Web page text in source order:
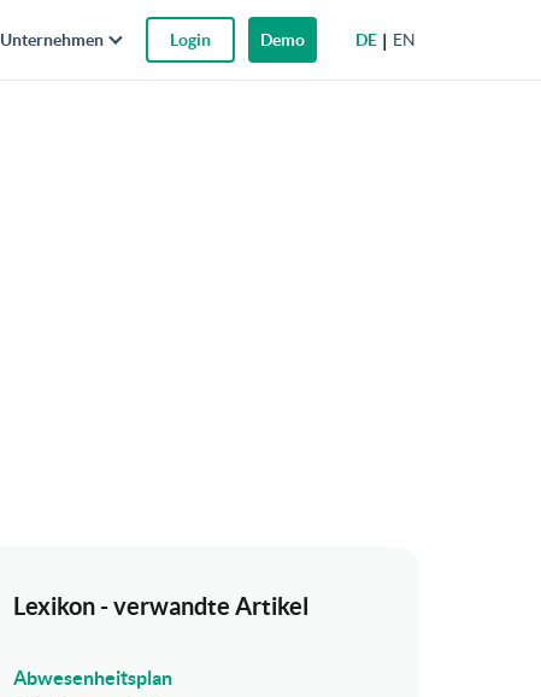
DE EN
Unternehmen Login Demo
Lexikon - verwandte Artikel
Abwesenheitsplan